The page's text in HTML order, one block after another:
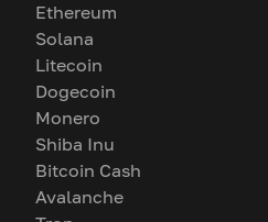
Ethereum
Solana
Litecoin
Dogecoin
Monero
Shiba Inu
Bitcoin Cash
Avalanche